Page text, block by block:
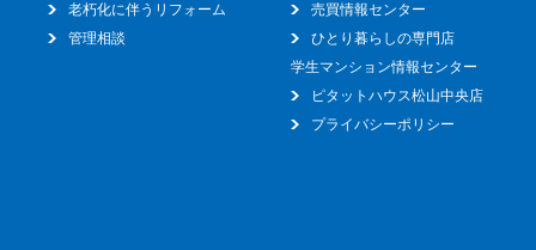
老朽化に伴うリフォーム
管理相談
売買情報センター
ひとり暮らしの専門店
学生マンション情報センター
ピタットハウス松山中央店
プライバシーポリシー